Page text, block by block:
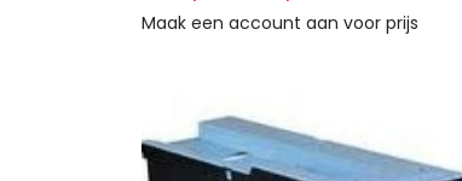
Maak een account aan voor prijs